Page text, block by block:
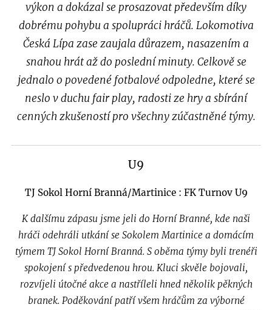
výkon a dokázal se prosazovat především díky
dobrému pohybu a spolupráci hráčů. Lokomotiva
Česká Lípa zase zaujala důrazem, nasazením a
snahou hrát až do poslední minuty. Celkově se
jednalo o povedené fotbalové odpoledne, které se
neslo v duchu fair play, radosti ze hry a sbírání
cenných zkušeností pro všechny zúčastněné týmy.
U9
TJ Sokol Horní Branná/Martinice : FK Turnov U9
K dalšímu zápasu jsme jeli do Horní Branné, kde naši
hráči odehráli utkání se Sokolem Martinice a domácím
týmem TJ Sokol Horní Branná. S oběma týmy byli trenéři
spokojení s předvedenou hrou. Kluci skvěle bojovali,
rozvíjeli útočné akce a nastříleli hned několik pěkných
branek. Poděkování patří všem hráčům za výborné